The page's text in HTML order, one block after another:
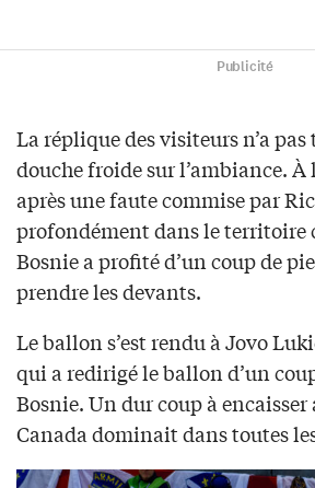
Publicité
La réplique des visiteurs n’a
douche froide sur l’ambiance. À
après une faute commise par
profondément dans le territoire
Bosnie a profité d’un coup de
prendre les devants.
Le ballon s’est rendu à Jovo
qui a redirigé le ballon d’un
Bosnie. Un dur coup à encaisser
Canada dominait dans toutes